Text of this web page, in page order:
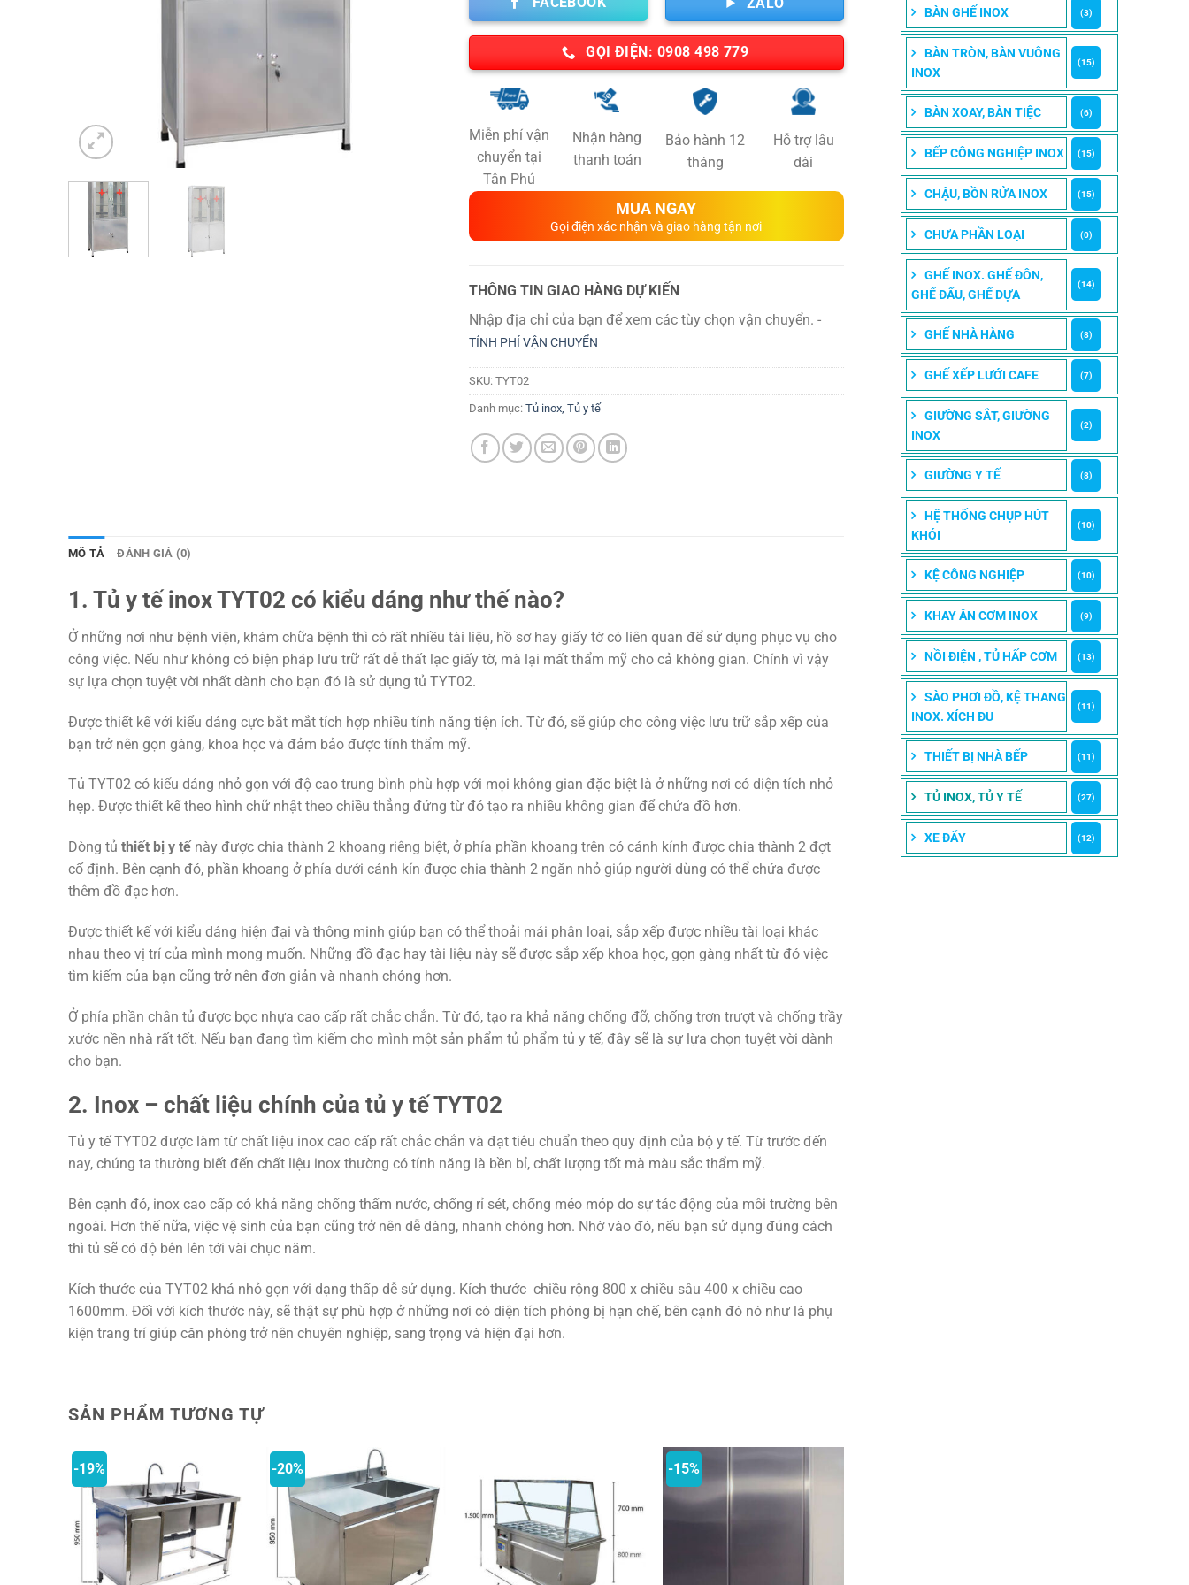
BÀN GHẾ INOX (3)
BÀN TRÒN, BÀN VUÔNG
INOX
(15)
BÀN XOAY, BÀN TIỆC (6)
BẾP CÔNG NGHIỆP INOX (15)
CHẬU, BỒN RỬA INOX (15)
CHƯA PHẦN LOẠI (0)
GHẾ INOX. GHẾ ĐÔN,
GHẾ ĐẨU, GHẾ DỰA
(14)
GHẾ NHÀ HÀNG (8)
GHẾ XẾP LƯỚI CAFE (7)
GIƯỜNG SẮT, GIƯỜNG
INOX
(2)
GIƯỜNG Y TẾ (8)
HỆ THỐNG CHỤP HÚT
KHÓI
(10)
KỆ CÔNG NGHIỆP (10)
KHAY ĂN CƠM INOX (9)
NỒI ĐIỆN , TỦ HẤP CƠM (13)
SÀO PHƠI ĐỒ, KỆ THANG
INOX. XÍCH ĐU
(11)
THIẾT BỊ NHÀ BẾP (11)
TỦ INOX, TỦ Y TẾ (27)
XE ĐẨY (12)
ZALO
GỌI ĐIỆN: 0908 498 779
Miễn phí vận
chuyển tại
Tân Phú
Nhận hàng
thanh toán
Bảo hành 12
tháng
Hỗ trợ lâu
dài
MUA NGAY
Gọi điện xác nhận và giao hàng tận nơi
THÔNG TIN GIAO HÀNG DỰ KIẾN
Nhập địa chỉ của bạn để xem các tùy chọn vận chuyển. -
TÍNH PHÍ VẬN CHUYỂN
SKU:TYT02
Danh mục:Tủ inox, Tủ y tế
MÔ TẢ ĐÁNH GIÁ (0)
1. Tủ y tế inox TYT02 có kiểu dáng như thế nào?
Ở những nơi như bệnh viện, khám chữa bệnh thì có rất nhiều tài liệu, hồ sơ hay giấy tờ có liên quan để sử dụng phục vụ cho
công việc. Nếu như không có biện pháp lưu trữ rất dễ thất lạc giấy tờ, mà lại mất thẩm mỹ cho cả không gian. Chính vì vậy
sự lựa chọn tuyệt vời nhất dành cho bạn đó là sử dụng tủ TYT02.
Được thiết kế với kiểu dáng cực bắt mắt tích hợp nhiều tính năng tiện ích. Từ đó, sẽ giúp cho công việc lưu trữ sắp xếp của
bạn trở nên gọn gàng, khoa học và đảm bảo được tính thẩm mỹ.
Tủ TYT02 có kiểu dáng nhỏ gọn với độ cao trung bình phù hợp với mọi không gian đặc biệt là ở những nơi có diện tích nhỏ
hẹp. Được thiết kế theo hình chữ nhật theo chiều thẳng đứng từ đó tạo ra nhiều không gian để chứa đồ hơn.
Dòng tủ thiết bị y tế này được chia thành 2 khoang riêng biệt, ở phía phần khoang trên có cánh kính được chia thành 2 đợt
cố định. Bên cạnh đó, phần khoang ở phía dưới cánh kín được chia thành 2 ngăn nhỏ giúp người dùng có thể chứa được
thêm đồ đạc hơn.
Được thiết kế với kiểu dáng hiện đại và thông minh giúp bạn có thể thoải mái phân loại, sắp xếp được nhiều tài loại khác
nhau theo vị trí của mình mong muốn. Những đồ đạc hay tài liệu này sẽ được sắp xếp khoa học, gọn gàng nhất từ đó việc
tìm kiếm của bạn cũng trở nên đơn giản và nhanh chóng hơn.
Ở phía phần chân tủ được bọc nhựa cao cấp rất chắc chắn. Từ đó, tạo ra khả năng chống đỡ, chống trơn trượt và chống trầy
xước nền nhà rất tốt. Nếu bạn đang tìm kiếm cho mình một sản phẩm tủ phẩm tủ y tế, đây sẽ là sự lựa chọn tuyệt vời dành
cho bạn.
2. Inox – chất liệu chính của tủ y tế TYT02
Tủ y tế TYT02 được làm từ chất liệu inox cao cấp rất chắc chắn và đạt tiêu chuẩn theo quy định của bộ y tế. Từ trước đến
nay, chúng ta thường biết đến chất liệu inox thường có tính năng là bền bỉ, chất lượng tốt mà màu sắc thẩm mỹ.
Bên cạnh đó, inox cao cấp có khả năng chống thấm nước, chống rỉ sét, chống méo móp do sự tác động của môi trường bên
ngoài. Hơn thế nữa, việc vệ sinh của bạn cũng trở nên dễ dàng, nhanh chóng hơn. Nhờ vào đó, nếu bạn sử dụng đúng cách
thì tủ sẽ có độ bên lên tới vài chục năm.
Kích thước của TYT02 khá nhỏ gọn với dạng thấp dễ sử dụng. Kích thước chiều rộng 800 x chiều sâu 400 x chiều cao
1600mm. Đối với kích thước này, sẽ thật sự phù hợp ở những nơi có diện tích phòng bị hạn chế, bên cạnh đó nó như là phụ
kiện trang trí giúp căn phòng trở nên chuyên nghiệp, sang trọng và hiện đại hơn.
SẢN PHẨM TƯƠNG TỰ
-19% -20% -15%